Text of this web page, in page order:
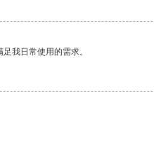
我日常使用的需求。